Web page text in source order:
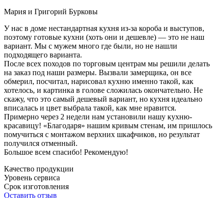
Мария и Григорий Бурковы
У нас в доме нестандартная кухня из-за короба и выступов,
поэтому готовые кухни (хоть они и дешевле) — это не наш
вариант. Мы с мужем много где были, но не нашли
подходящего варианта.
После всех походов по торговым центрам мы решили делать
на заказ под наши размеры. Вызвали замерщика, он все
обмерил, посчитал, нарисовал кухню именно такой, как
хотелось, и картинка в голове сложилась окончательно. Не
скажу, что это самый дешевый вариант, но кухня идеально
вписалась и цвет выбрала такой, как мне нравится.
Примерно через 2 недели нам установили нашу кухню-
красавицу! «Благодаря» нашим кривым стенам, им пришлось
помучиться с монтажом верхних шкафчиков, но результат
получился отменный.
Большое всем спасибо! Рекомендую!
Качество продукции
Уровень сервиса
Срок изготовления
Оставить отзыв